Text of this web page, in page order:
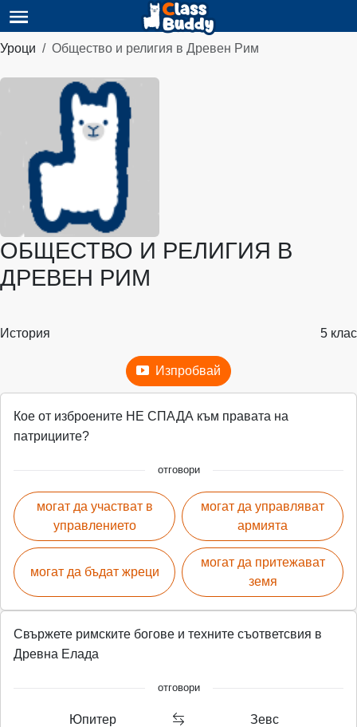
Уроци Общество и религия в Древен Рим
ОБЩЕСТВО И РЕЛИГИЯ В
ДРЕВЕН РИМ
История 5 клас
Изпробвай
Кое от изброените НЕ СПАДА към правата на
патрициите?
отговори
могат да участват в
управлението
могат да бъдат жреци
могат да управляват
армията
могат да притежават
земя
Свържете римските богове и техните съответсвия в
Древна Елада
отговори
Юпитер
Зевс